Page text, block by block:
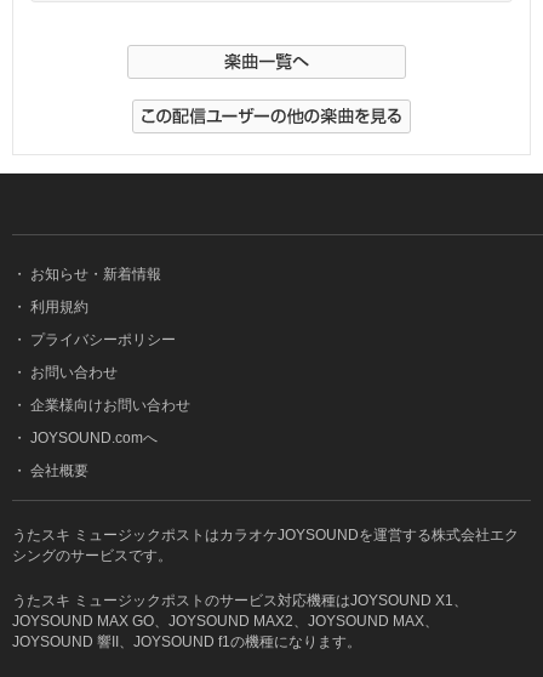
・
お知らせ・新着情報
・ 利用規約
・
プライバシーポリシー
・
お問い合わせ
・ 企業様向けお問い合わせ
・ JOYSOUND.comへ
・ 会社概要
うたスキ ミュージックポストはカラオケJOYSOUNDを運営する株式会社エク
シングのサービスです。
うたスキ ミュージックポストのサービス対応機種はJOYSOUND X1、
JOYSOUND MAX GO、JOYSOUND MAX2、JOYSOUND MAX、
JOYSOUND 響II、JOYSOUND f1の機種になります。